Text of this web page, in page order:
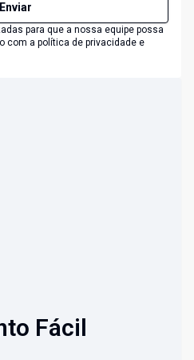
Enviar
para que a nossa equipe possa
com a política de privacidade e
Fácil